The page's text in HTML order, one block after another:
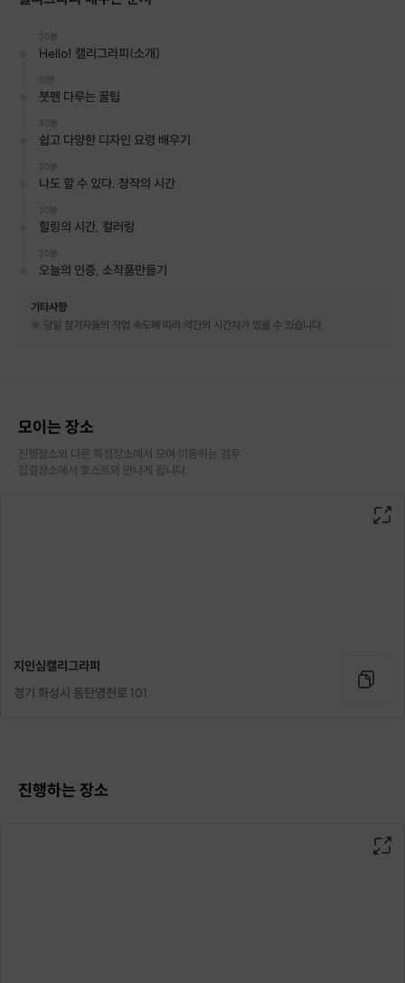
클래스 소개
1. 캘리그라피에 대하여 알아보기
다양한 붓펜 도구와 할용방법에 대해
잡는 방법과 요령에 대해 알려드립니다.
20분
Hello! 캘리그라피(소개)
10분
붓펜 다루는 꿀팁
30분
쉽고 다양한 디자인 요령 배우기
20분
나도 할 수 있다. 창작의 시간
20분
힐링의 시간, 컬러링
20분
오늘의 인증, 소작품만들기
기타사항
※ 당일 참가자들의 작업 속도에 따라 약간의 시간차가 있을 수 있습니다.
모이는 장소
진행장소와 다른 특정장소에서 모여 이동하는 경우
집결장소에서 호스트와 만나게 됩니다.
지인심캘리그라피
경기 화성시 동탄영천로 101
진행하는 장소